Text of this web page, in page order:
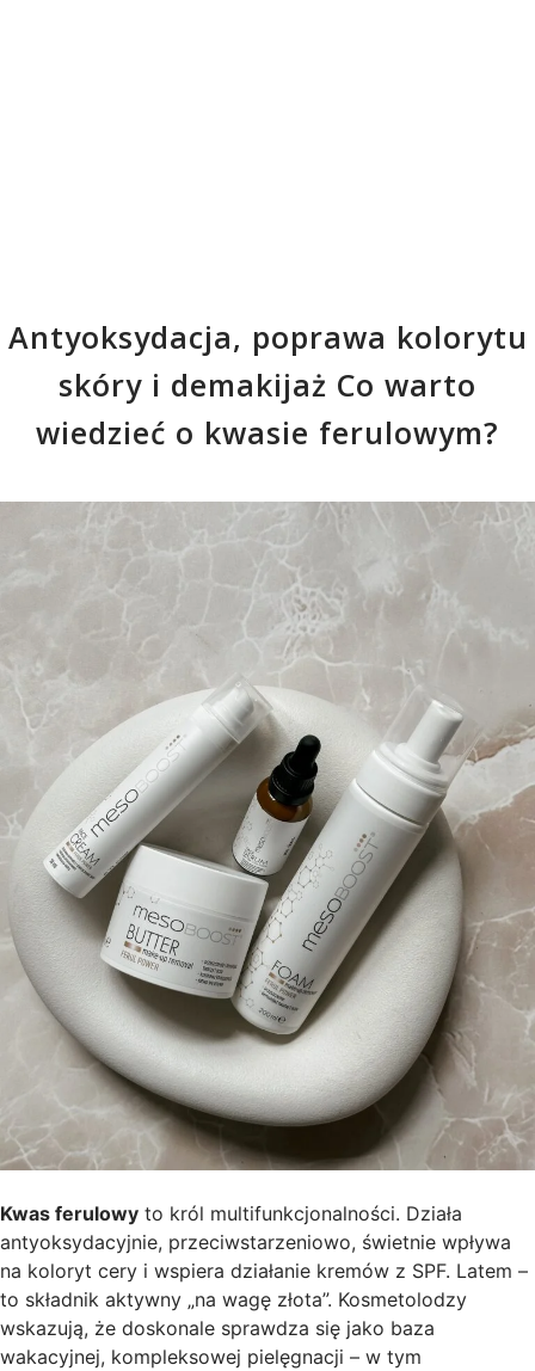
Antyoksydacja, poprawa kolorytu
skóry i demakijaż Co warto
wiedzieć o kwasie ferulowym?
Kwas ferulowy to król multifunkcjonalności. Działa
antyoksydacyjnie, przeciwstarzeniowo, świetnie wpływa
na koloryt cery i wspiera działanie kremów z SPF. Latem –
to składnik aktywny „na wagę złota”. Kosmetolodzy
wskazują, że doskonale sprawdza się jako baza
wakacyjnej, kompleksowej pielęgnacji – w tym